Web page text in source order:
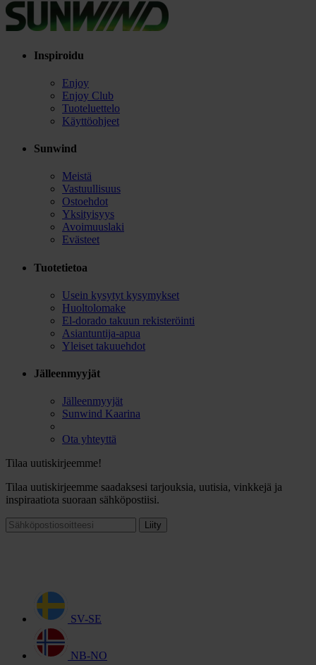
Inspiroidu
Enjoy
Enjoy Club
Tuoteluettelo
Käyttöohjeet
Sunwind
Meistä
Vastuullisuus
Ostoehdot
Yksityisyys
Avoimuuslaki
Evästeet
Tuotetietoa
Usein kysytyt kysymykset
Huoltolomake
El-dorado takuun rekisteröinti
Asiantuntija-apua
Yleiset takuuehdot
Jälleenmyyjät
Jälleenmyyjät
Sunwind Kaarina
Ota yhteyttä
Tilaa uutiskirjeemme!
Tilaa uutiskirjeemme saadaksesi tarjouksia, uutisia, vinkkejä ja
inspiraatiota suoraan sähköpostiisi.
Liity
SV-SE
NB-NO